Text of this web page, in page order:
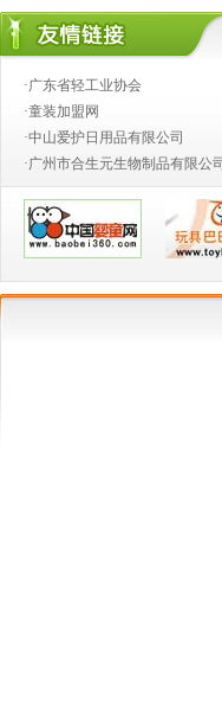
·婴童用品团体标准发布
·《婴幼儿针织服饰》FZ T 73025-
·2017广东省婴童用品标准化技
·关于申报2016年广东省轻工工
·婴童用品零售店管理规范 DB44/
·GB_31701《婴幼儿及儿童纺
·广东省人民政府办公厅关于印
·广东省轻工业协会
·童装加盟网
·中山爱护日用品有限公司
·广州市合生元生物制品有限公司